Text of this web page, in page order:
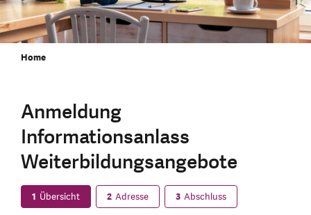
Home
Anmeldung
Informationsanlass
Weiterbildungsangebote
1 Übersicht 2 Adresse 3 Abschluss